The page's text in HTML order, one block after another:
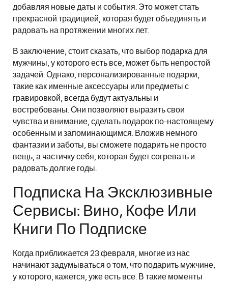
добавляя новые даты и события. Это может стать
прекрасной традицией, которая будет объединять и
радовать на протяжении многих лет.
В заключение, стоит сказать, что выбор подарка для
мужчины, у которого есть все, может быть непростой
задачей. Однако, персонализированные подарки,
такие как именные аксессуары или предметы с
гравировкой, всегда будут актуальны и
востребованы. Они позволяют выразить свои
чувства и внимание, сделать подарок по-настоящему
особенным и запоминающимся. Вложив немного
фантазии и заботы, вы сможете подарить не просто
вещь, а частичку себя, которая будет согревать и
радовать долгие годы.
Подписка На Эксклюзивные
Сервисы: Вино, Кофе Или
Книги По Подписке
Когда приближается 23 февраля, многие из нас
начинают задумываться о том, что подарить мужчине,
у которого, кажется, уже есть все. В такие моменты